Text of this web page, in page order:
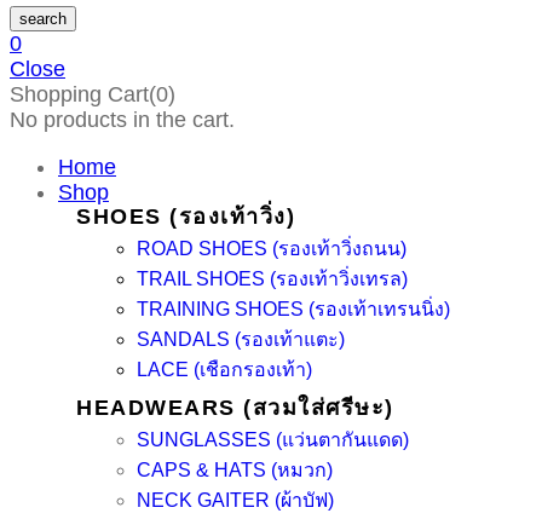
search
0
Close
Shopping Cart(0)
No products in the cart.
Home
Shop
SHOES (รองเท้าวิ่ง)
ROAD SHOES (รองเท้าวิ่งถนน)
TRAIL SHOES (รองเท้าวิ่งเทรล)
TRAINING SHOES (รองเท้าเทรนนิ่ง)
SANDALS (รองเท้าแตะ)
LACE (เชือกรองเท้า)
HEADWEARS (สวมใส่ศรีษะ)
SUNGLASSES (แว่นตากันแดด)
CAPS & HATS (หมวก)
NECK GAITER (ผ้าบัฟ)